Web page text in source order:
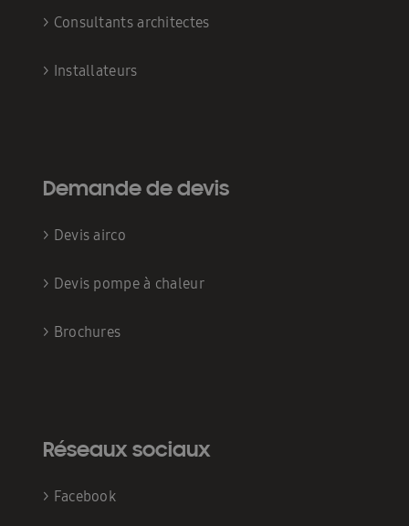
> Consultants architectes
> Installateurs
Demande de devis
> Devis airco
> Devis pompe à chaleur
> Brochures
Réseaux sociaux
> Facebook